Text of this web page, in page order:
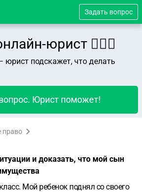
Задать вопрос
юрист 👨🏻‍⚖️
подскажет, что делать
Юрист поможет!
право
и доказать, что мой сын
Мой ребенок поднял со своего